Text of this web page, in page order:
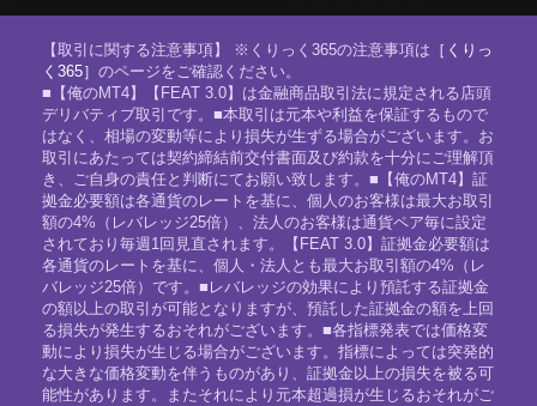
【取引に関する注意事項】 ※くりっく365の注意事項は ［くりっ
く365］ のページをご確認ください。
■【俺のMT4】【FEAT 3.0】は金融商品取引法に規定される店頭
デリバティブ取引です。■本取引は元本や利益を保証するもので
はなく、相場の変動等により損失が生ずる場合がございます。お
取引にあたっては契約締結前交付書面及び約款を十分にご理解頂
き、ご自身の責任と判断にてお願い致します。■【俺のMT4】証
拠金必要額は各通貨のレートを基に、個人のお客様は最大お取引
額の4%（レバレッジ25倍）、法人のお客様は通貨ペア毎に設定
されており毎週1回見直されます。【FEAT 3.0】証拠金必要額は
各通貨のレートを基に、個人・法人とも最大お取引額の4%（レ
バレッジ25倍）です。■レバレッジの効果により預託する証拠金
の額以上の取引が可能となりますが、預託した証拠金の額を上回
る損失が発生するおそれがございます。■各指標発表では価格変
動により損失が生じる場合がございます。指標によっては突発的
な大きな価格変動を伴うものがあり、証拠金以上の損失を被る可
能性があります。またそれにより元本超過損が生じるおそれがご